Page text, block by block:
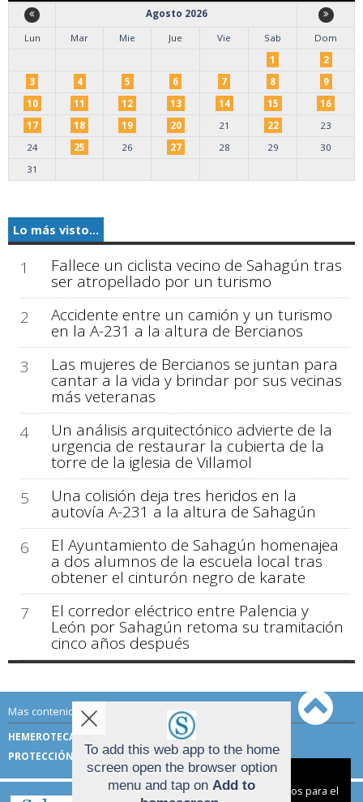
Agosto 2026
Lun
Mar Mie Jue Vie Sab
Dom
1
2
3
4 5 6 7 8
9
10
11 12 13 14 15
16
17
18 19 20 21 22
23
24
25 26 27 28 29
30
31
Lo más visto...
1 Fallece un ciclista vecino de Sahagún tras
ser atropellado por un turismo
2
Accidente entre un camión y un turismo
en la A-231 a la altura de Bercianos
3
Las mujeres de Bercianos se juntan para
cantar a la vida y brindar por sus vecinas
más veteranas
4
Un análisis arquitectónico advierte de la
urgencia de restaurar la cubierta de la
torre de la iglesia de Villamol
5
Una colisión deja tres heridos en la
autovía A-231 a la altura de Sahagún
6
El Ayuntamiento de Sahagún homenajea
a dos alumnos de la escuela local tras
obtener el cinturón negro de karate
7
El corredor eléctrico entre Palencia y
León por Sahagún retoma su tramitación
cinco años después
Mas contenido de Sahagún Digital:
HEMEROTECA
TÉRMINOS DE USO
PROTECCIÓN DE DATOSTo add this web app to the home
screen open the browser option
menu and tap on Add to
Aviso sobre el Uso de cookies:
Utilizamos cookies nuestras y de terceros para el